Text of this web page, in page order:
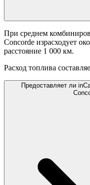
При среднем
Concorde израсходует
расстояние 1 000 км.
Расход топлива
Предоставляет ли